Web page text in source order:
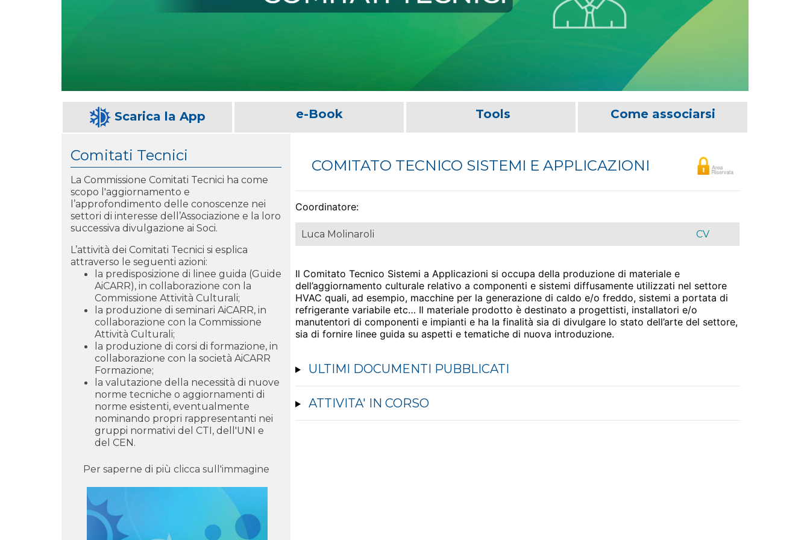
Scarica la App e-Book Tools Come associarsi
Comitati Tecnici
La Commissione Comitati Tecnici ha come
scopo l'aggiornamento e
l’approfondimento delle conoscenze nei
settori di interesse dell’Associazione e la loro
successiva divulgazione ai Soci.
L’attività dei Comitati Tecnici si esplica
attraverso le seguenti azioni:
la predisposizione di linee guida (Guide
AiCARR), in collaborazione con la
Commissione Attività Culturali;
la produzione di seminari AiCARR, in
collaborazione con la Commissione
Attività Culturali;
la produzione di corsi di formazione, in
collaborazione con la società AiCARR
Formazione;
la valutazione della necessità di nuove
norme tecniche o aggiornamenti di
norme esistenti, eventualmente
nominando propri rappresentanti nei
gruppi normativi del CTI, dell'UNI e
del CEN.
Per saperne di più clicca sull'immagine
COMITATO TECNICO SISTEMI E APPLICAZIONI
Coordinatore:
Luca Molinaroli CV
Il Comitato Tecnico Sistemi a Applicazioni si occupa della produzione di materiale e
dell’aggiornamento culturale relativo a componenti e sistemi diffusamente utilizzati nel settore
HVAC quali, ad esempio, macchine per la generazione di caldo e/o freddo, sistemi a portata di
refrigerante variabile etc… Il materiale prodotto è destinato a progettisti, installatori e/o
manutentori di componenti e impianti e ha la finalità sia di divulgare lo stato dell’arte del settore,
sia di fornire linee guida su aspetti e tematiche di nuova introduzione.
ULTIMI DOCUMENTI PUBBLICATI
ATTIVITA' IN CORSO